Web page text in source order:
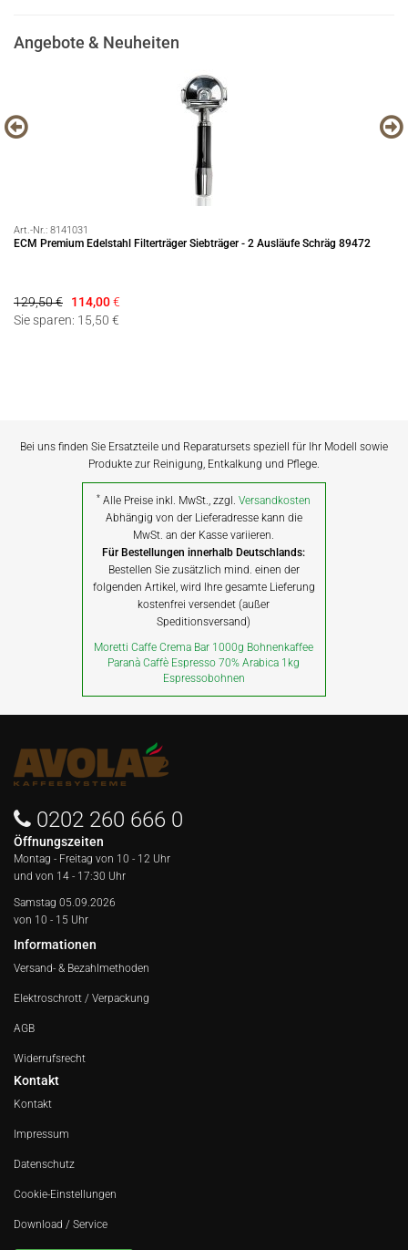
Angebote & Neuheiten
Art.-Nr.: 8141031
ECM Premium Edelstahl Filterträger Siebträger - 2 Ausläufe Schräg 89472
129,50 € 114,00€
Sie sparen: 15,50 €
Bei uns finden Sie Ersatzteile und Reparatursets speziell für Ihr Modell sowie
Produkte zur Reinigung, Entkalkung und Pflege.
* Alle Preise inkl. MwSt., zzgl.Versandkosten
Abhängig von der Lieferadresse kann die
MwSt. an der Kasse variieren.
Für Bestellungen innerhalb Deutschlands:
Bestellen Sie zusätzlich mind. einen der
folgenden Artikel, wird Ihre gesamte Lieferung
kostenfrei versendet (außer
Speditionsversand)
Moretti Caffe Crema Bar 1000g Bohnenkaffee
Paranà Caffè Espresso 70% Arabica 1kg
Espressobohnen
0202 260 666 0
Öffnungszeiten
Montag - Freitag von 10 - 12 Uhr
und von 14 - 17:30 Uhr
Samstag 05.09.2026
von 10 - 15 Uhr
Informationen
Versand- & Bezahlmethoden
Elektroschrott / Verpackung
AGB
Widerrufsrecht
Kontakt
Kontakt
Impressum
Datenschutz
Cookie-Einstellungen
Download / Service